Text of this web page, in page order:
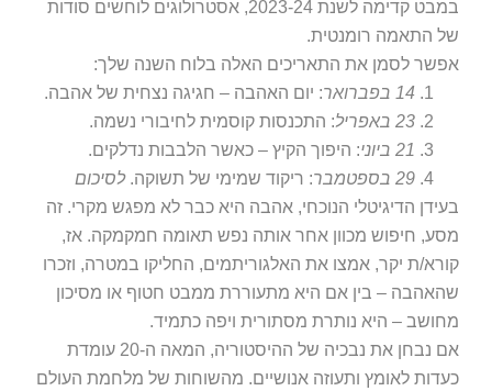
במבט קדימה לשנת 2023-24, אסטרולוגים לוחשים סודות
התאמה רומנטית.
לסמן את התאריכים האלה בלוח השנה שלך:
: יום האהבה – חגיגה נצחית של אהבה.
: התכנסות קוסמית לחיבורי נשמה.
: היפוך הקיץ – כאשר הלבבות נדלקים.
: ריקוד שמימי של תשוקה.לסיכום
הדיגיטלי הנוכחי, אהבה היא כבר לא מפגש מקרי. זה
חיפוש מכוון אחר אותה נפש תאומה חמקמקה. אז,
ת יקר, אמצו את האלגוריתמים, החליקו במטרה, וזכרו
– בין אם היא מתעוררת ממבט חטוף או מסיכון
– היא נותרת מסתורית ויפה כתמיד.
אם נבחן את נבכיה של ההיסטוריה, המאה ה-20 עומדת
לאומץ ותעוזה אנושיים. מהשוחות של מלחמת העולם